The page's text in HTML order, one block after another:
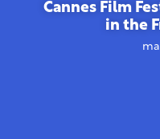
Cannes Film
in the